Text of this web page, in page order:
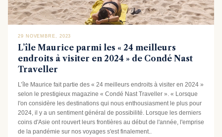
29 NOVEMBRE, 2023
L’île Maurice parmi les « 24 meilleurs
endroits à visiter en 2024 » de Condé Nast
Traveller
L’île Maurice fait partie des « 24 meilleurs endroits à visiter en 2024 »
selon le prestigieux magazine « Condé Nast Traveller ». « Lorsque
l'on considère les destinations qui nous enthousiasment le plus pour
2024, il y a un sentiment général de possibilité. Lorsque les derniers
coins d'Asie ont rouvert leurs frontières au début de l'année, l'emprise
de la pandémie sur nos voyages s'est finalement..